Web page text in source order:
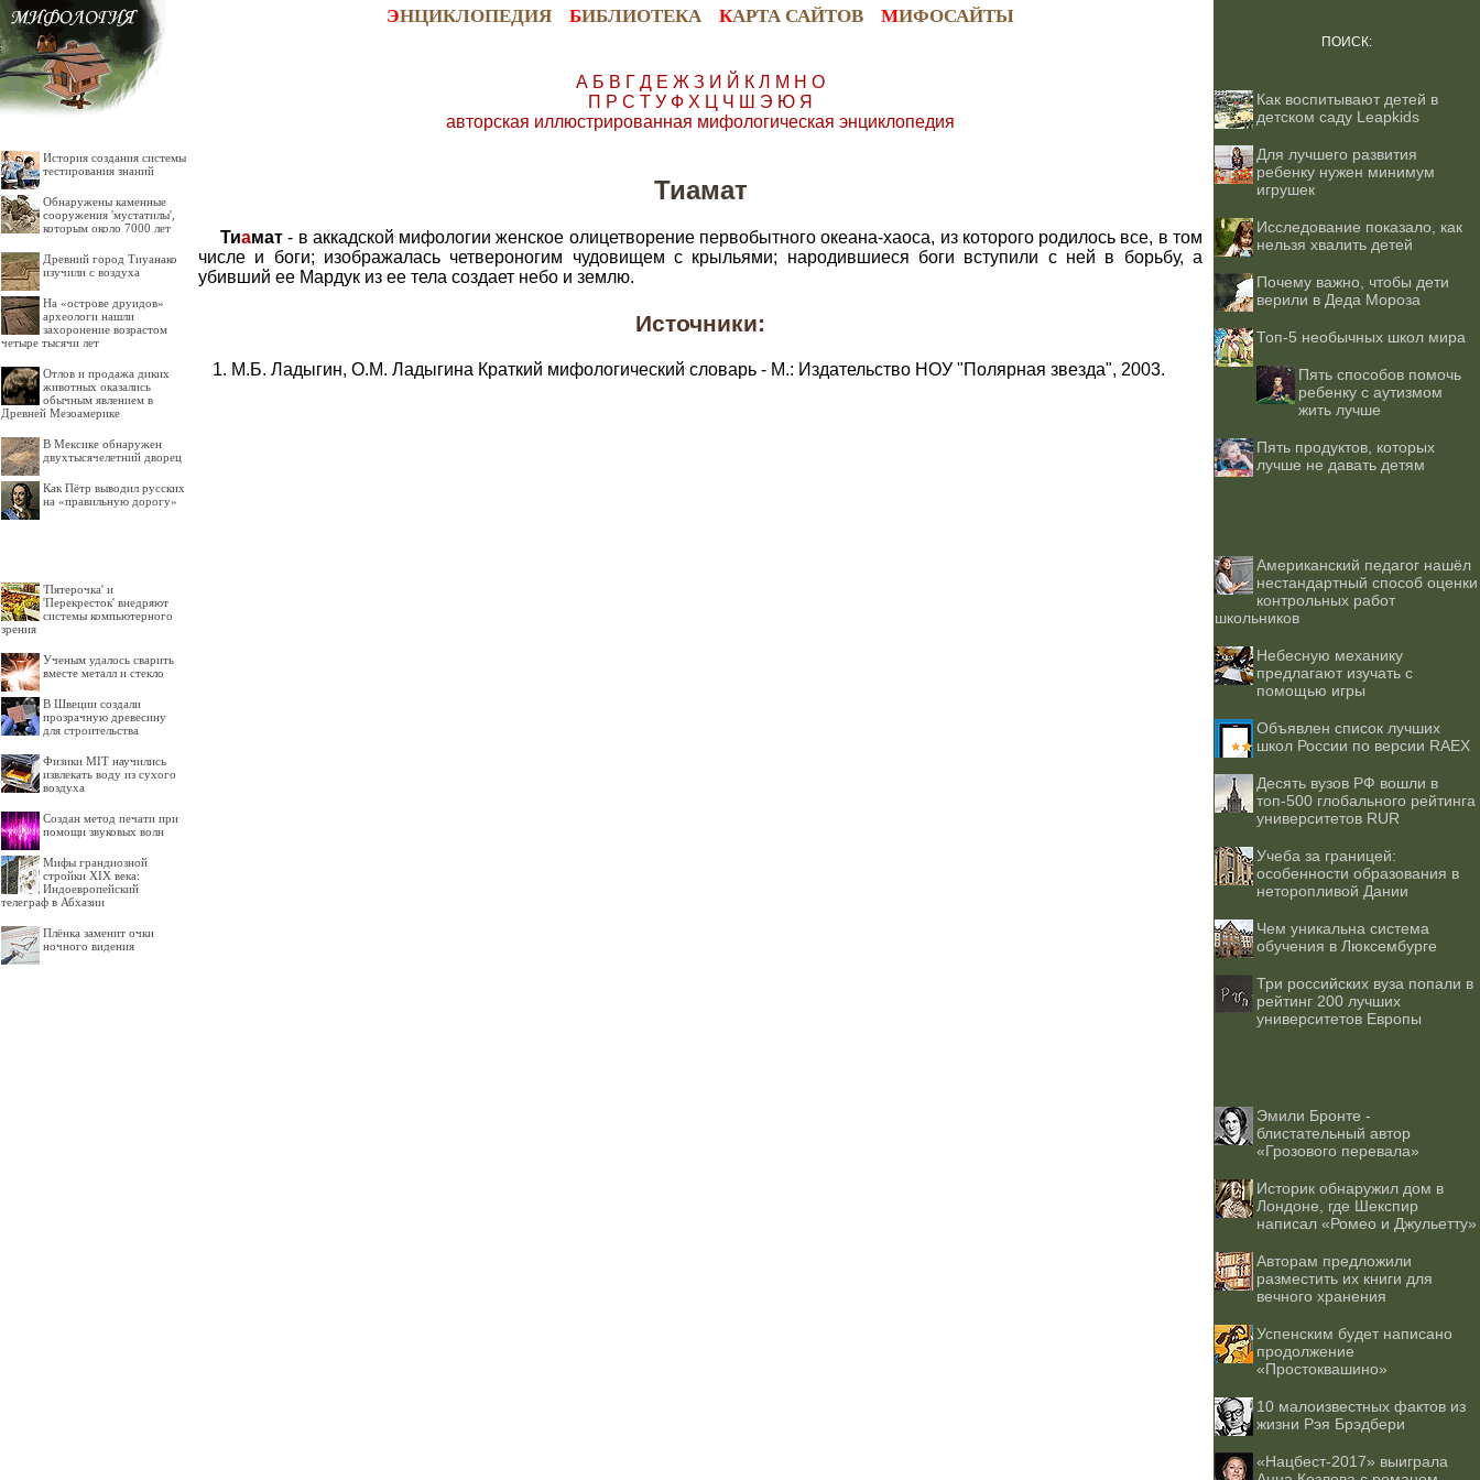
ЭНЦИКЛОПЕДИЯ БИБЛИОТЕКА КАРТА САЙТОВ МИФОСАЙТЫ
История создания системы
тестирования знаний
Обнаружены каменные
сооружения 'мустатилы',
которым около 7000 лет
Древний город Тиуанако
изучили с воздуха
На «острове друидов»
археологи нашли
захоронение возрастом
четыре тысячи лет
Отлов и продажа диких
животных оказались
обычным явлением в
Древней Мезоамерике
В Мексике обнаружен
двухтысячелетний дворец
Как Пётр выводил русских
на «правильную дорогу»
'Пятерочка' и
'Перекресток' внедряют
системы компьютерного
зрения
Ученым удалось сварить
вместе металл и стекло
В Швеции создали
прозрачную древесину
для строительства
Физики MIT научились
извлекать воду из сухого
воздуха
Создан метод печати при
помощи звуковых волн
Мифы грандиозной
стройки XIX века:
Индоевропейский
телеграф в Абхазии
Плёнка заменит очки
ночного видения
А Б В Г Д Е Ж З И Й К Л М Н О
П Р С Т У Ф Х Ц Ч Ш Э Ю Я
авторская иллюстрированная мифологическая энциклопедия
Тиамат
Тиамат - в аккадской мифологии женское олицетворение первобытного океана-хаоса, из которого родилось все, в том
числе и боги; изображалась четвероногим чудовищем с крыльями; народившиеся боги вступили с ней в борьбу, а
убивший ее Мардук из ее тела создает небо и землю.
Источники:
М.Б. Ладыгин, О.М. Ладыгина Краткий мифологический словарь - М.: Издательство НОУ "Полярная звезда", 2003.
ПОИСК:
Как воспитывают детей в
детском саду Leapkids
Для лучшего развития
ребенку нужен минимум
игрушек
Исследование показало, как
нельзя хвалить детей
Почему важно, чтобы дети
верили в Деда Мороза
Топ-5 необычных школ мира
Пять способов помочь
ребенку с аутизмом
жить лучше
Пять продуктов, которых
лучше не давать детям
Американский педагог нашёл
нестандартный способ оценки
контрольных работ
школьников
Небесную механику
предлагают изучать с
помощью игры
Объявлен список лучших
школ России по версии RAEX
Десять вузов РФ вошли в
топ-500 глобального рейтинга
университетов RUR
Учеба за границей:
особенности образования в
неторопливой Дании
Чем уникальна система
обучения в Люксембурге
Три российских вуза попали в
рейтинг 200 лучших
университетов Европы
Эмили Бронте -
блистательный автор
«Грозового перевала»
Историк обнаружил дом в
Лондоне, где Шекспир
написал «Ромео и Джульетту»
Авторам предложили
разместить их книги для
вечного хранения
Успенским будет написано
продолжение
«Простоквашино»
10 малоизвестных фактов из
жизни Рэя Брэдбери
«Нацбест-2017» выиграла